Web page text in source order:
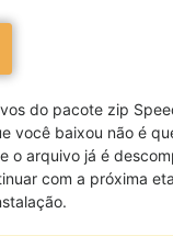
do pacote zip
você baixou não é
o arquivo já é
com a próxima